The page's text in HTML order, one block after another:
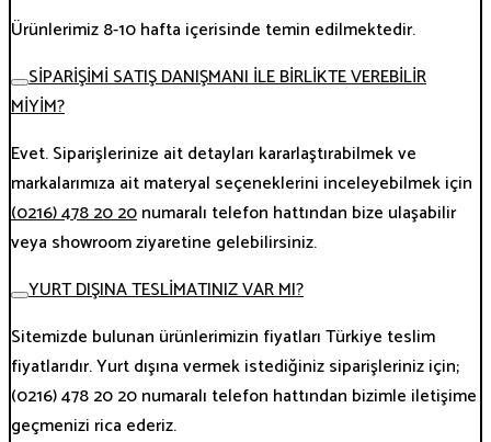
Ürünlerimiz 8-10 hafta içerisinde temin edilmektedir.
SİPARİŞİMİ SATIŞ DANIŞMANI İLE BİRLİKTE VEREBİLİR
MİYİM?
Evet. Siparişlerinize ait detayları kararlaştırabilmek ve
markalarımıza ait materyal seçeneklerini inceleyebilmek için
(0216) 478 20 20numaralı telefon hattından bize ulaşabilir
veya showroom ziyaretine gelebilirsiniz.
YURT DIŞINA TESLİMATINIZ VAR MI?
Sitemizde bulunan ürünlerimizin fiyatları Türkiye teslim
fiyatlarıdır. Yurt dışına vermek istediğiniz siparişleriniz için;
(0216) 478 20 20 numaralı telefon hattından bizimle iletişime
geçmenizi rica ederiz.